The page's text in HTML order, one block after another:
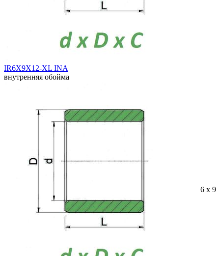
IR6X9X12-XL INA
внутренняя обойма
6 x 9